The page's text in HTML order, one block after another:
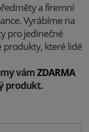
a firemní
Vyrábíme na
pro jedinečné
produkty, které lidé
vámZDARMA
produkt.